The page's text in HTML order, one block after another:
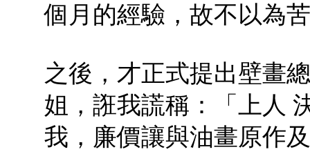
個月的經驗，故不以為
之後，才正式提出壁畫
姐，誑我謊稱：「上人
我，廉價讓與油畫原作